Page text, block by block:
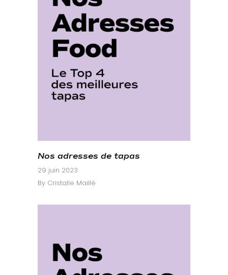
Nos adresses de tapas
29 juin 2023
By Cristalle Maillé